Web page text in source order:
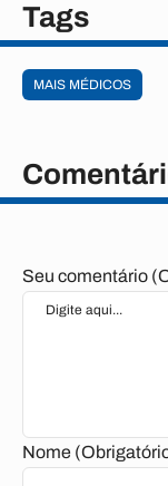
Tags
MAIS MÉDICOS
Seu comentário
Nome